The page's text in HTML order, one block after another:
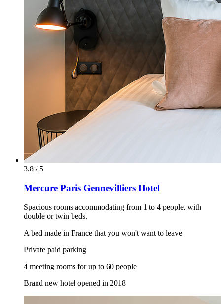
3.8 / 5
Mercure Paris Gennevilliers Hotel
Spacious rooms accommodating from 1 to 4 people, with
double or twin beds.
A bed made in France that you won't want to leave
Private paid parking
4 meeting rooms for up to 60 people
Brand new hotel opened in 2018